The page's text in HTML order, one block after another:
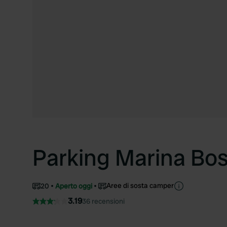
Parking Marina
20 Aperto oggi Aree di sosta camper
3.1936 recensioni